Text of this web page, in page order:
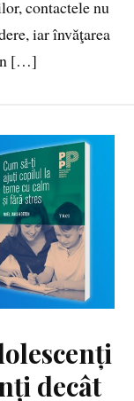
contactele nu
iar învăţarea
[…]
decât